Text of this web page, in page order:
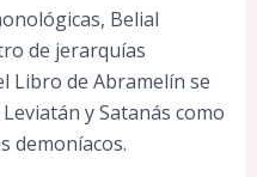
Belial
de jerarquías
Libro de Abramelín se
y Satanás como
demoníacos.